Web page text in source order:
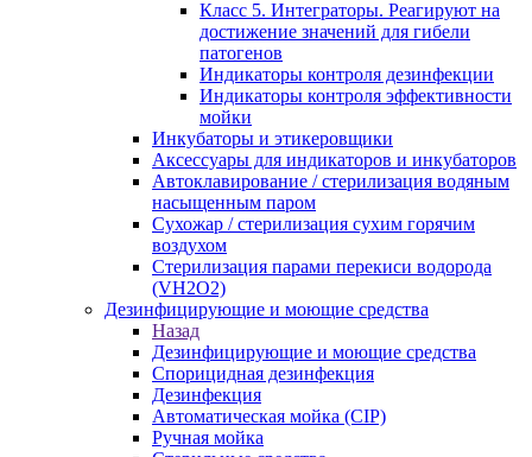
Класс 5. Интеграторы. Реагируют на
достижение значений для гибели
патогенов
Индикаторы контроля дезинфекции
Индикаторы контроля эффективности
мойки
Инкубаторы и этикеровщики
Аксессуары для индикаторов и инкубаторов
Автоклавирование / стерилизация водяным
насыщенным паром
Сухожар / стерилизация сухим горячим
воздухом
Стерилизация парами перекиси водорода
(VH2O2)
Дезинфицирующие и моющие средства
Назад
Дезинфицирующие и моющие средства
Спорицидная дезинфекция
Дезинфекция
Автоматическая мойка (CIP)
Ручная мойка